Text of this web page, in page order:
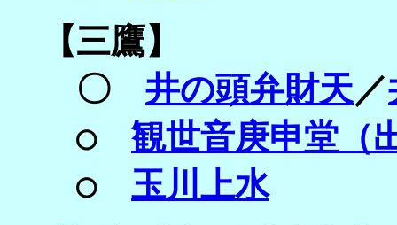
【三鷹】
〇 井の頭弁財天／
○ 観世音庚申堂（
○ 玉川上水